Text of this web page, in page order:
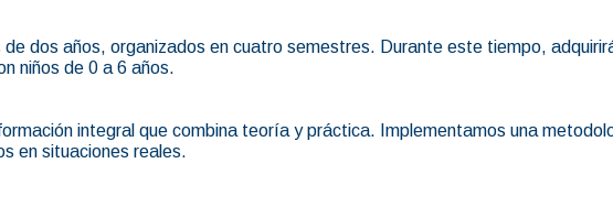
dos años, organizados en cuatro semestres. Durante este tiempo,
niños de 0 a 6 años.
integral que combina teoría y práctica. Implementamos una
en situaciones reales.